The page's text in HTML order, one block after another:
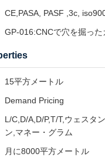
CE,PASA, PASF ,3c,
GP-016:CNCで穴を掘った
15平方メートル
Demand Pricing
L/C,D/A,D/P,T/T,ウェスタ
ン,マネー・グラム
月に8000平方メートル